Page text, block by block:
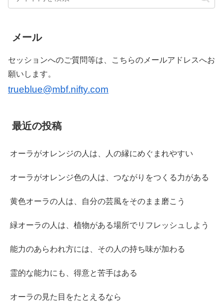
メール
セッションへのご質問等は、こちらのメールアドレスへお
願いします。
trueblue@mbf.nifty.com
最近の投稿
オーラがオレンジの人は、人の縁にめぐまれやすい
オーラがオレンジ色の人は、つながりをつくる力がある
黄色オーラの人は、自分の芸風をそのまま磨こう
緑オーラの人は、植物がある場所でリフレッシュしよう
能力のあらわれ方には、その人の持ち味が加わる
霊的な能力にも、得意と苦手はある
オーラの見た目をたとえるなら